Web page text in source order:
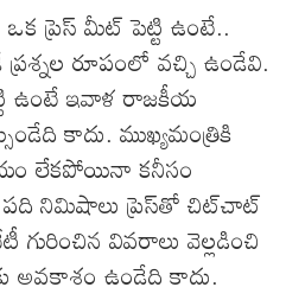
ప్రెస్ మీట్ పెట్టి ఉంటే..
రూపంలో వచ్చి ఉండేవి.
ఉంటే ఇవాళ రాజకీయ
కాదు. ముఖ్యమంత్రికి
లేకపోయినా కనీసం
నిమిషాలు ప్రెస్‌తో చిట్‌చాట్
గురించిన వివరాలు వెల్లడించి
అవకాశం ఉండేది కాదు.